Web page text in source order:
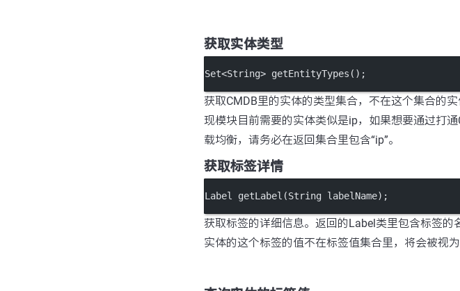
获取实体类型
Set<String> getEntityTypes ();
获取CMDB里的实体的类型集合，不在这个集合的
现模块目前需要的实体类似是ip，如果想要通过打
载均衡，请务必在返回集合里包含“ip”。
获取标签详情
Label getLabel (String labelName);
获取标签的详细信息。返回的Label类里包含标签的
实体的这个标签的值不在标签值集合里，将会被视为